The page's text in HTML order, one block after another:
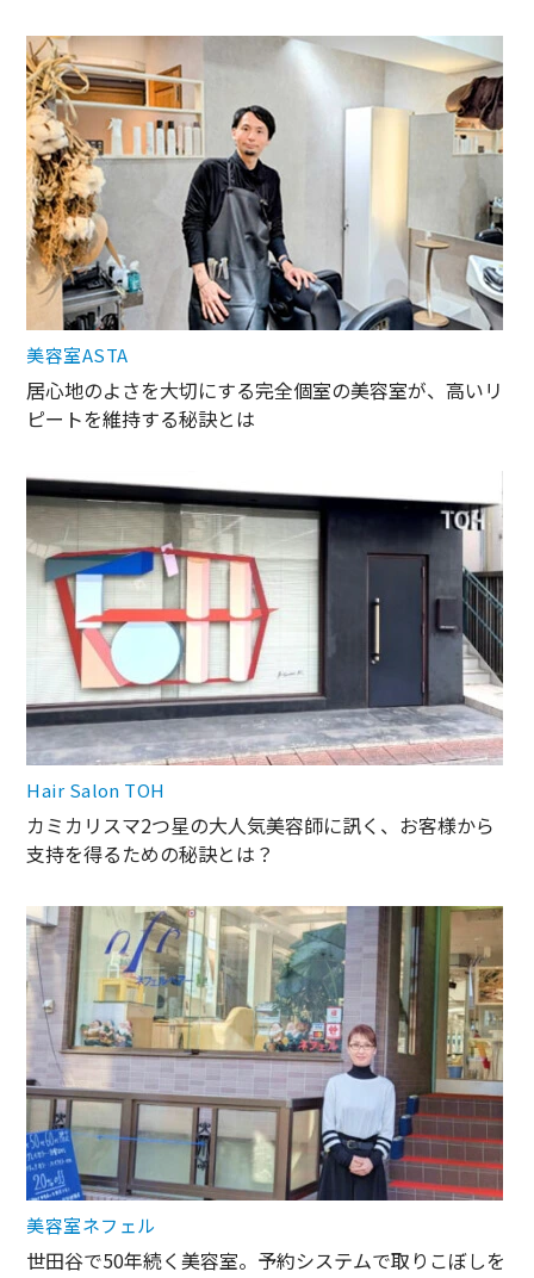
美容室ASTA
居心地のよさを大切にする完全個室の美容室が、高いリ
ピートを維持する秘訣とは
Hair Salon TOH
カミカリスマ2つ星の大人気美容師に訊く、お客様から
支持を得るための秘訣とは？
美容室ネフェル
世田谷で50年続く美容室。予約システムで取りこぼしを